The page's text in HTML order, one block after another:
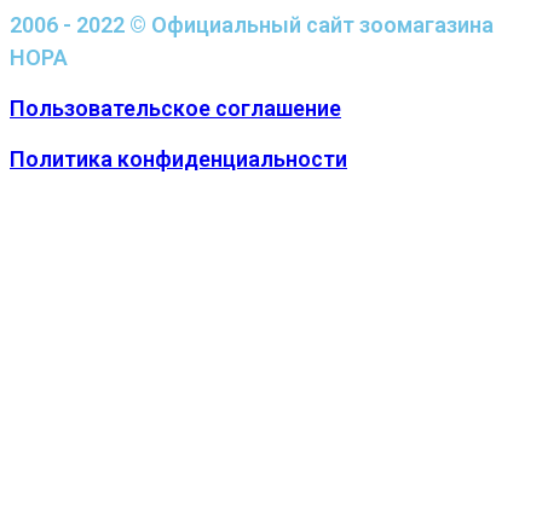
2006 - 2022 © Официальный сайт зоомагазина
НОРА
Пользовательское соглашение
Политика конфиденциальности